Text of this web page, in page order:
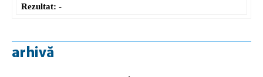
Rezultat: -
arhivă